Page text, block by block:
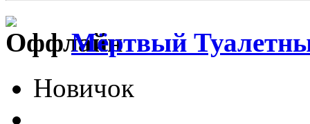
Мёртвый
Новичок